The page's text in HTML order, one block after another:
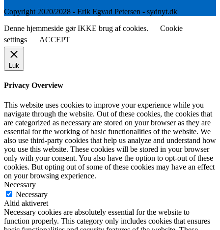
Copyright 2020/2028 - Erik Egvad Petersen - sydnyt.dk
Denne hjemmeside gør IKKE brug af cookies.
Cookie
settings
ACCEPT
Luk
Privacy Overview
This website uses cookies to improve your experience while you
navigate through the website. Out of these cookies, the cookies that
are categorized as necessary are stored on your browser as they are
essential for the working of basic functionalities of the website. We
also use third-party cookies that help us analyze and understand how
you use this website. These cookies will be stored in your browser
only with your consent. You also have the option to opt-out of these
cookies. But opting out of some of these cookies may have an effect
on your browsing experience.
Necessary
Necessary
Altid aktiveret
Necessary cookies are absolutely essential for the website to
function properly. This category only includes cookies that ensures